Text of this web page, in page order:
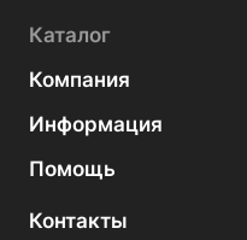
Каталог
Компания
Информация
Помощь
Контакты